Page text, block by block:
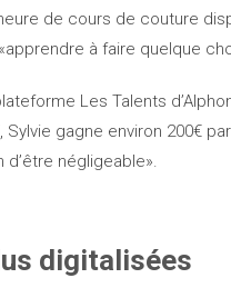
de cours de couture
à faire quelque
Les Talents
Sylvie gagne environ 200€
d’être négligeable».
digitalisées